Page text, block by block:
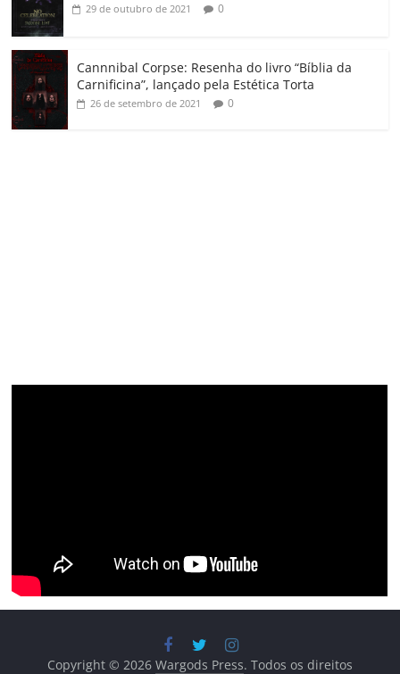
29 de outubro de 2021 0
Cannnibal Corpse: Resenha do livro “Bíblia da
Carnificina”, lançado pela Estética Torta
26 de setembro de 2021 0
Copyright © 2026 Wargods Press. Todos os direitos